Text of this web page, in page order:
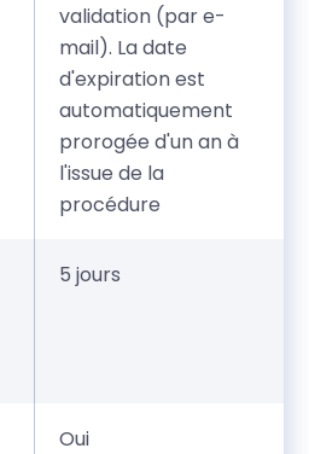
validation (par e-
mail). La date
d'expiration est
automatiquement
prorogée d'un an à
l'issue de la
procédure
5 jours
Oui